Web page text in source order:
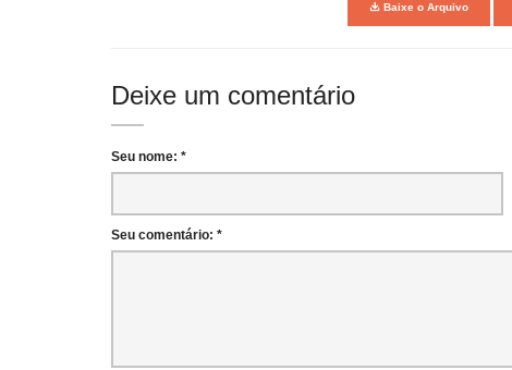
Baixe o Arquivo
Deixe um comentário
Seu nome: *
Seu comentário: *